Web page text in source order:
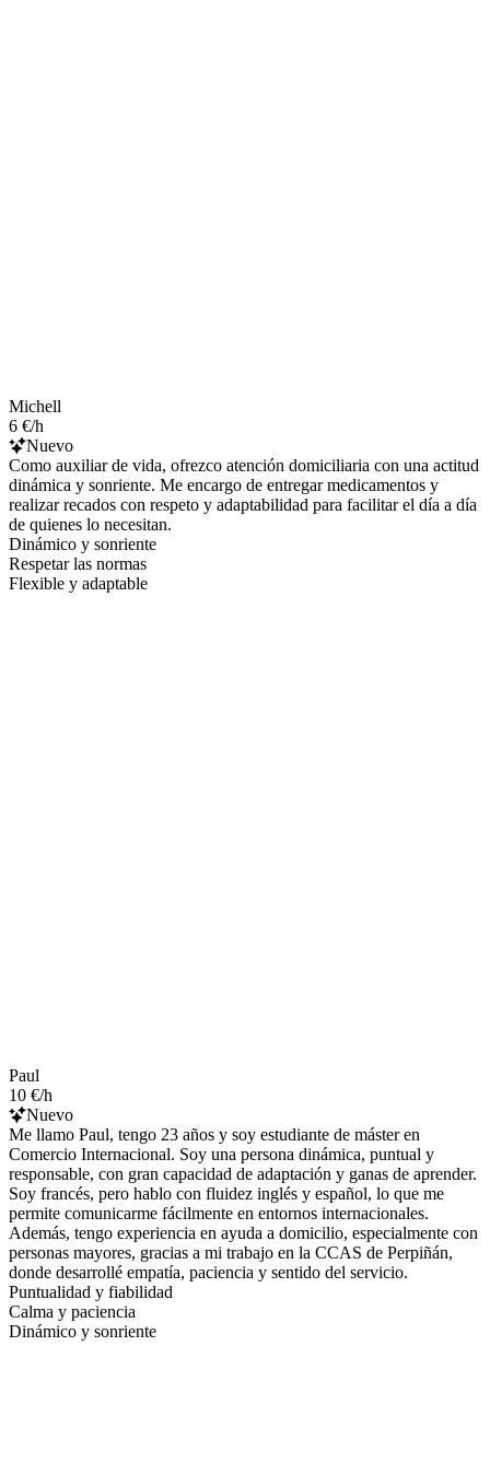
Michell
6 €/h
Nuevo
Como auxiliar de vida, ofrezco atención domiciliaria con una actitud
dinámica y sonriente. Me encargo de entregar medicamentos y
realizar recados con respeto y adaptabilidad para facilitar el día a día
de quienes lo necesitan.
Dinámico y sonriente
Respetar las normas
Flexible y adaptable
Paul
10 €/h
Nuevo
Me llamo Paul, tengo 23 años y soy estudiante de máster en
Comercio Internacional. Soy una persona dinámica, puntual y
responsable, con gran capacidad de adaptación y ganas de aprender.
Soy francés, pero hablo con fluidez inglés y español, lo que me
permite comunicarme fácilmente en entornos internacionales.
Además, tengo experiencia en ayuda a domicilio, especialmente con
personas mayores, gracias a mi trabajo en la CCAS de Perpiñán,
donde desarrollé empatía, paciencia y sentido del servicio.
Puntualidad y fiabilidad
Calma y paciencia
Dinámico y sonriente